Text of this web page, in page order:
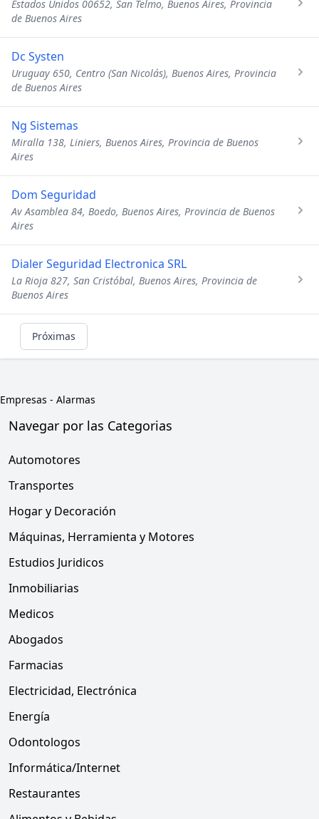
Estados Unidos 00652, San Telmo, Buenos Aires, Provincia
de Buenos Aires
Dc Systen
Uruguay 650, Centro (San Nicolás), Buenos Aires, Provincia
de Buenos Aires
Ng Sistemas
Miralla 138, Liniers, Buenos Aires, Provincia de Buenos
Aires
Dom Seguridad
Av Asamblea 84, Boedo, Buenos Aires, Provincia de Buenos
Aires
Dialer Seguridad Electronica SRL
La Rioja 827, San Cristóbal, Buenos Aires, Provincia de
Buenos Aires
Próximas
Empresas - Alarmas
Navegar por las Categorias
Automotores
Transportes
Hogar y Decoración
Máquinas, Herramienta y Motores
Estudios Juridicos
Inmobiliarias
Medicos
Abogados
Farmacias
Electricidad, Electrónica
Energía
Odontologos
Informática/Internet
Restaurantes